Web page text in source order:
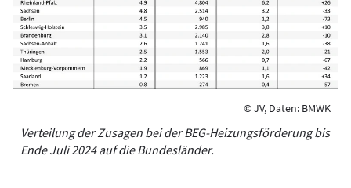
© JV, Daten: BMWK
Verteilung der Zusagen bei der BEG-Heizungsförderung bis
Ende Juli 2024 auf die Bundesländer.